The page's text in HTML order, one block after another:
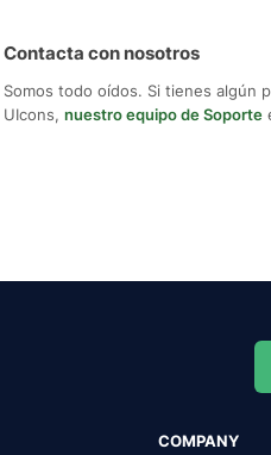
Contacta con nosotros
Somos todo oídos. Si tienes algún
UIcons, nuestro equipo de Soporte
COMPANY